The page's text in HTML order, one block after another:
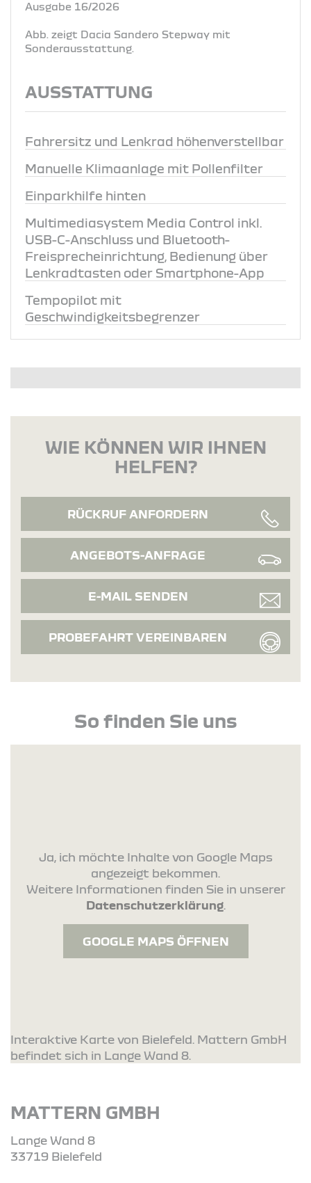
Ausgabe 16/2026
Abb. zeigt Dacia Sandero Stepway mit
Sonderausstattung.
AUSSTATTUNG
Fahrersitz und Lenkrad höhenverstellbar
Manuelle Klimaanlage mit Pollenfilter
Einparkhilfe hinten
Multimediasystem Media Control inkl.
USB-C-Anschluss und Bluetooth-
Freisprecheinrichtung, Bedienung über
Lenkradtasten oder Smartphone-App
Tempopilot mit
Geschwindigkeitsbegrenzer
WIE KÖNNEN WIR IHNEN
HELFEN?
RÜCKRUF ANFORDERN
ANGEBOTS-ANFRAGE
E-MAIL SENDEN
PROBEFAHRT VEREINBAREN
So finden Sie uns
Ja, ich möchte Inhalte von Google Maps
angezeigt bekommen.
Weitere Informationen finden Sie in unserer
Datenschutzerklärung.
GOOGLE MAPS ÖFFNEN
Interaktive Karte von Bielefeld. Mattern GmbH
befindet sich in Lange Wand 8.
MATTERN GMBH
Lange Wand 8
33719 Bielefeld